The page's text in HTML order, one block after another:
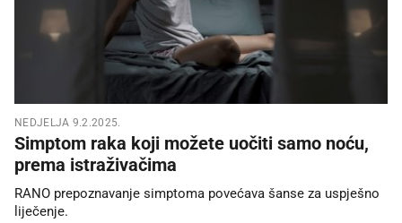
NEDJELJA 9.2.2025.
Simptom raka koji možete uočiti samo noću,
prema istraživačima
RANO prepoznavanje simptoma povećava šanse za uspješno
liječenje.